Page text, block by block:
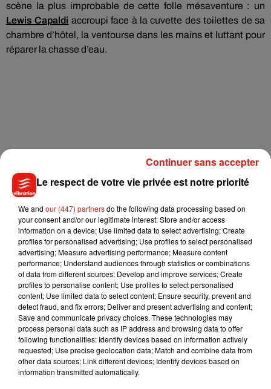
scène la plus improbable de cette folle mésaventure : un
Lewis Capaldi accroupi face à la cuvette des toilettes de sa
chambre d’hôtel, la ventourse dans les mains et luttant pour
réparer la chasse d’eau.
Il y a quelques jours, LewisCapaldi était victime d’une scène
tout aussi gênante. En pleine nuit, dans sa chambre d’hôtel,
il a entendu un couple faire l’amour assez bruyamment dans
la chambre voisine. Il s’était encore une fois empressé de
filmer et partager la scène sur les réseaux sociaux.
Le respect de votre vie privée est notre priorité
We and our (447) partnersdo the following data processing based on
your consent and/or our legitimate interest: Store and/or access
information on a device; Use limited data to select advertising; Create
profiles for personalised advertising; Use profiles to select personalised
advertising; Measure advertising performance; Measure content
performance; Understand audiences through statistics or combinations
of data from different sources; Develop and improve services; Create
profiles to personalise content; Use profiles to select personalised
content; Use limited data to select content; Ensure security, prevent and
detect fraud, and fix errors; Deliver and present advertising and content;
Save and communicate privacy choices. These technologies may
process personal data such as IP address and browsing data to offer
following functionalities: Identify devices based on information actively
requested; Use precise geolocation data; Match and combine data from
other data sources; Link different devices; Identify devices based on
information transmitted automatically.
Continuer sans accepter